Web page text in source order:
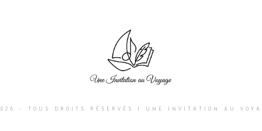
- TOUS DROITS RÉSERVÉS I UNE INVITATION AU